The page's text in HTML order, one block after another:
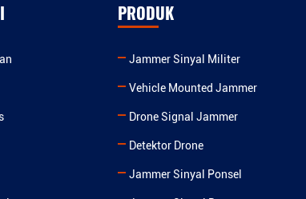
PRODUK
Jammer Sinyal Militer
Vehicle Mounted Jammer
Drone Signal Jammer
Detektor Drone
Jammer Sinyal Ponsel